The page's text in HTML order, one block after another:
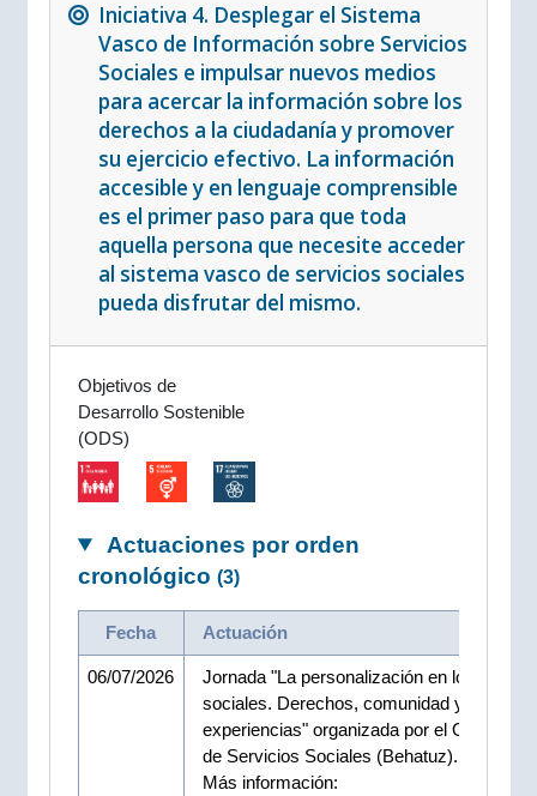
Iniciativa 4. Desplegar el Sistema
Vasco de Información sobre Servicios
Sociales e impulsar nuevos medios
para acercar la información sobre los
derechos a la ciudadanía y promover
su ejercicio efectivo. La información
accesible y en lenguaje comprensible
es el primer paso para que toda
aquella persona que necesite acceder
al sistema vasco de servicios sociales
pueda disfrutar del mismo.
Objetivos de
Desarrollo Sostenible
(ODS)
Actuaciones por orden
cronológico (3)
Fecha Actuación
06/07/2026
Jornada "La personalización en los
sociales. Derechos, comunidad y
experiencias" organizada por el
de Servicios Sociales (Behatuz).
Más información: